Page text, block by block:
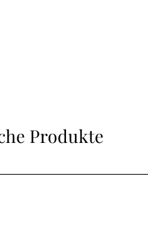
Produkte